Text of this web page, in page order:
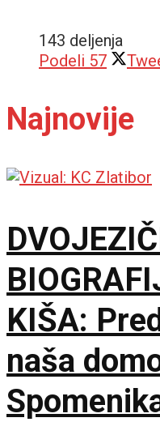
143 deljenja
Podeli 57
Najnovije
KIŠA:
naša